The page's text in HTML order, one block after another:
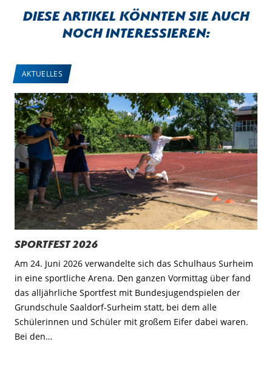
Diese Artikel könnten sie auch
noch interessieren:
AKTUELLES
Sportfest 2026
Am 24. Juni 2026 verwandelte sich das Schulhaus Surheim
in eine sportliche Arena. Den ganzen Vormittag über fand
das alljährliche Sportfest mit Bundesjugendspielen der
Grundschule Saaldorf-Surheim statt, bei dem alle
Schülerinnen und Schüler mit großem Eifer dabei waren.
Bei den…